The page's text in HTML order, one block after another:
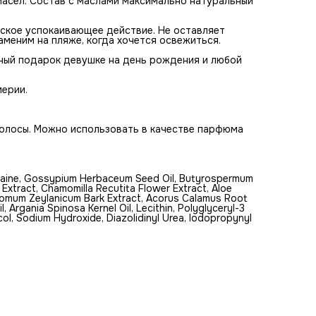
успокаивающее действие. Не оставляет
на пляже, когда хочется освежиться.
подарок девушке на день рождения и любой
Можно использовать в качестве парфюма
Gossypium Herbaceum Seed Oil, Butyrospermum
Chamomilla Recutita Flower Extract, Aloe
Zeylanicum Bark Extract, Acorus Calamus Root
Argania Spinosa Kernel Oil, Lecithin, Polyglyceryl-3
Sodium Hydroxide, Diazolidinyl Urea, Iodopropynyl